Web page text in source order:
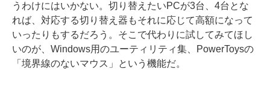
うわけにはいかない。切り替えたいPCが3台、4台とな
れば、対応する切り替え器もそれに応じて高額になって
いったりもするだろう。そこで代わりに試してみてほし
いのが、Windows用のユーティリティ集、PowerToysの
「境界線のないマウス」という機能だ。